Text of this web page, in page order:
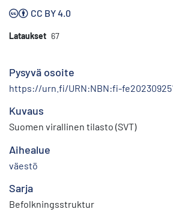
CC BY 4.0
Lataukset 67
Pysyvä osoite
https://urn.fi/URN:NBN:fi-
Kuvaus
Suomen virallinen tilasto (SVT)
Aihealue
väestö
Sarja
Befolkningsstruktur